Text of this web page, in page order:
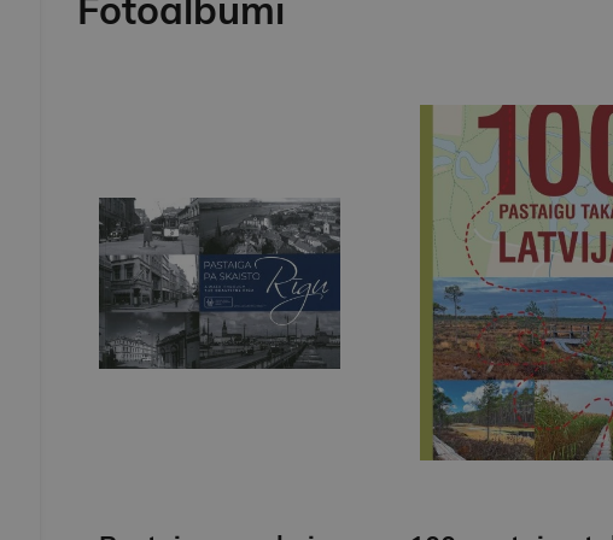
Fotoalbūmi